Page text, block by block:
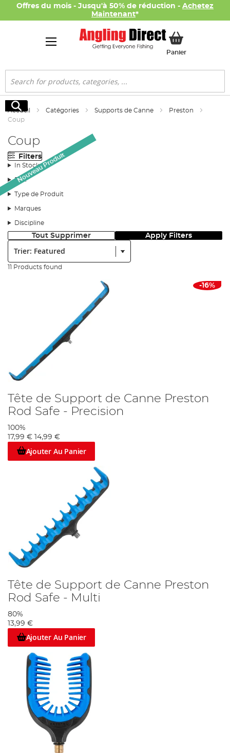
Offres du mois - Jusqu'à 50% de réduction - Achetez
Maintenant*
PanierMon panier
Rechercher
Rechercher
Accueil Catégories Supports de Canne
Preston
Coup
Coup
Filters
In Stock
Prix
Type de Produit
Marques
Discipline
Tout Supprimer Apply Filters
11 Products found
-16%
Tête de Support de Canne Preston
Rod Safe - Precision
100%
17,99 €
14,99 €
Ajouter Au Panier
Tête de Support de Canne Preston
Rod Safe - Multi
80%
13,99 €
Ajouter Au Panier
Nouveau Produit